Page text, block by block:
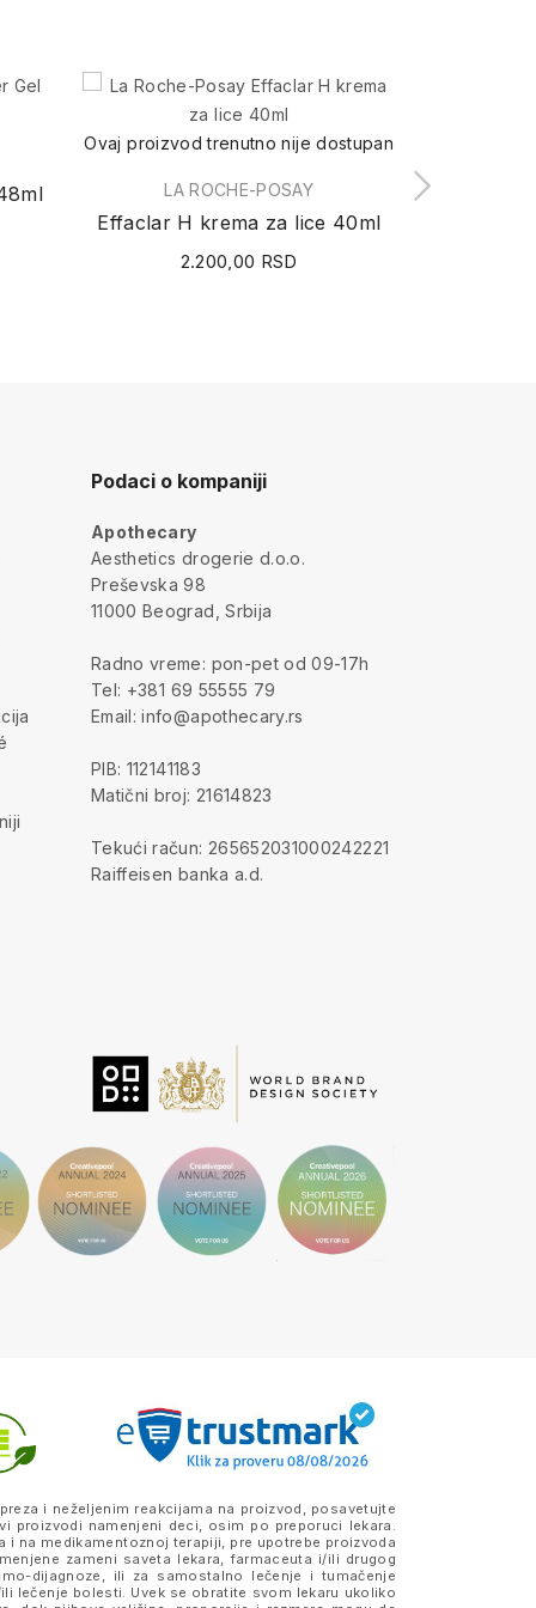
Ovaj proizvod trenutno nije dostupan
LA ROCHE-POSAY
Effaclar H krema za lice 40ml
2.200,00 RSD
Podaci o kompaniji
Apothecary
Aesthetics drogerie d.o.o.
Preševska 98
11000 Beograd, Srbija
Radno vreme: pon-pet od 09-17h
Tel: +381 69 55555 79
Email: info@apothecary.rs
PIB: 112141183
Matični broj: 21614823
Tekući račun: 265652031000242221
Raiffeisen banka a.d.
i neželjenim reakcijama na proizvod, posavetujte
namenjeni deci, osim po preporuci lekara.
na medikamentoznoj terapiji, pre upotrebe proizvoda
zameni saveta lekara, farmaceuta i/ili drugog
dijagnoze, ili za samostalno lečenje i tumačenje
lečenje bolesti. Uvek se obratite svom lekaru ukoliko